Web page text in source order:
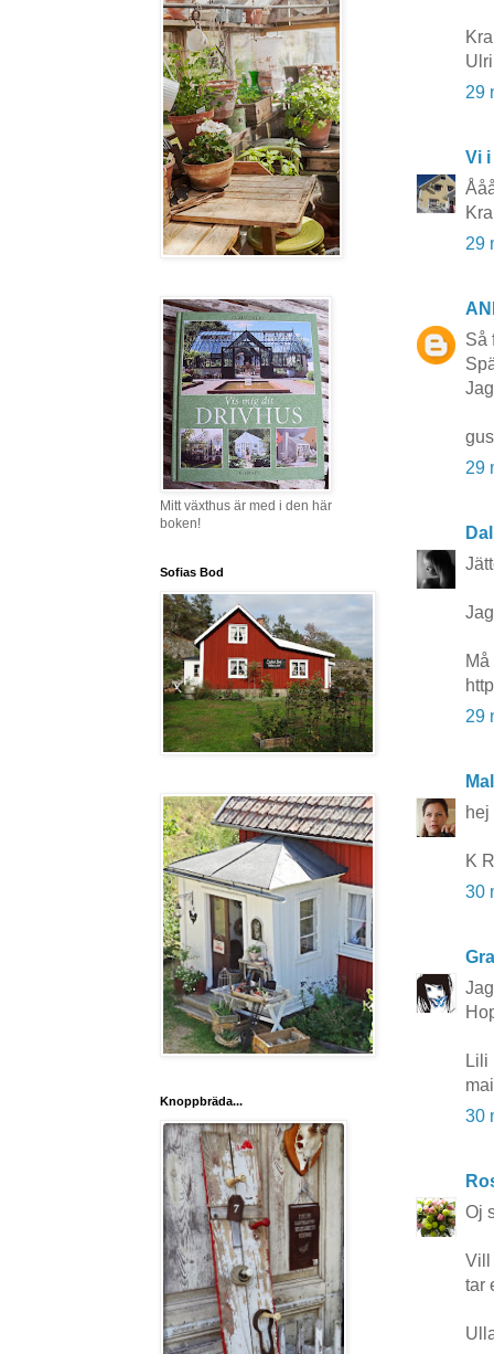
29
Vi
29
Så
29
29
hej
K
30
Lili
30
Oj
Vill
tar
Mitt växthus är med i den här
boken!
Sofias Bod
Knoppbräda...